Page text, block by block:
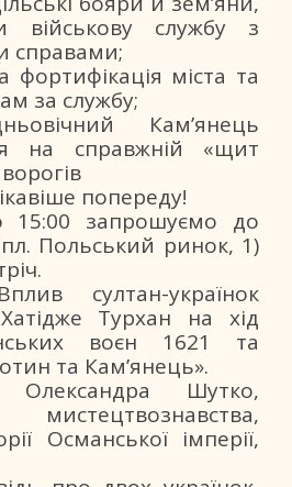
військову службу з
справами;
фортифікація міста та
за службу;
Кам’янець
на справжній «щит
попереду!
15:00 запрошуємо до
Польський ринок, 1)
султан-українок
Турхан на хід
воєн 1621 та
та Кам’янець».
Шутко,
Османської імперії,